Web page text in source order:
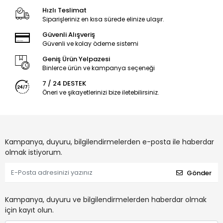
Hızlı Teslimat
Siparişleriniz en kısa sürede elinize ulaşır.
Güvenli Alışveriş
Güvenli ve kolay ödeme sistemi
Geniş Ürün Yelpazesi
Binlerce ürün ve kampanya seçeneği
7 / 24 DESTEK
Öneri ve şikayetlerinizi bize iletebilirsiniz.
Kampanya, duyuru, bilgilendirmelerden e-posta ile haberdar
olmak istiyorum.
Gönder
Kampanya, duyuru ve bilgilendirmelerden haberdar olmak
için kayıt olun.